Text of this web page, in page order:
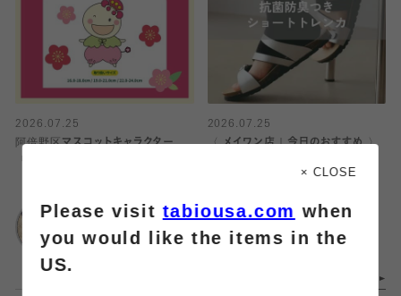
2026.07.25
阿倍野区マスコットキャラクター
靴下屋
ル店
2026.07.25
〈 メイワン店｜今日のおすすめ 〉
メイワン浜松店
× CLOSE
Please visittabiousa.com when
you would like the items in the
US.